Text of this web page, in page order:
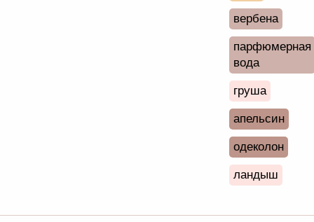
вербена
парфюмерная
вода
груша
апельсин
одеколон
ландыш